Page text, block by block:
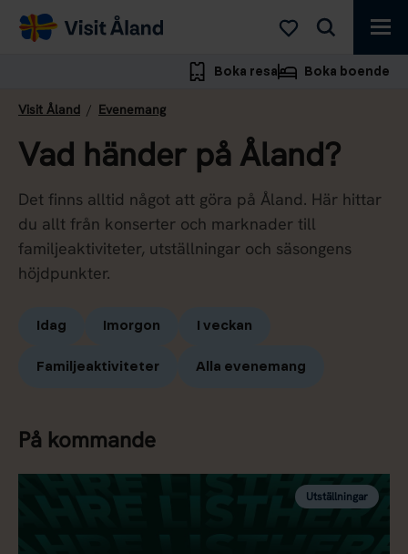
Visit
Åland
Boka resa
Boka boende
Visit Åland / Evenemang
Vad händer på Åland?
Det finns alltid något att göra på Åland. Här hittar
du allt från konserter och marknader till
familjeaktiviteter, utställningar och säsongens
höjdpunkter.
Idag Imorgon I veckan
Familjeaktiviteter Alla evenemang
På kommande
Utställningar